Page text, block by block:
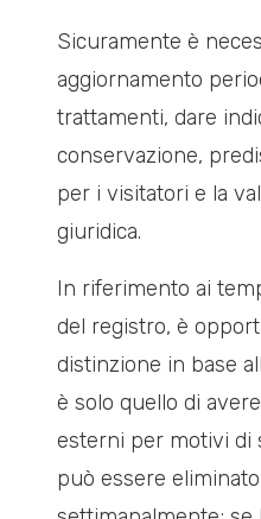
Sicuramente è
aggiornamento
trattamenti, dare
conservazione,
per i visitatori e la
giuridica.
In riferimento ai
del registro, è
distinzione in base
è solo quello di
esterni per motivi di
può essere